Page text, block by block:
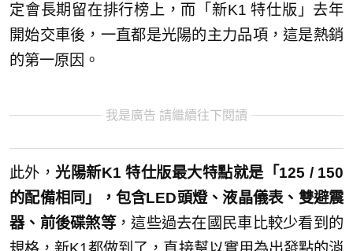
定會長期留在排行榜上，而「新K1 特仕版」去年
開始交車後，一直都是光陽的主力品項，這是熱銷
的第一原因。
我是廣告 請繼續往下閱讀
此外， 光陽新K1 特仕版最大特點就是「125 / 150
的配備相同」，包含LED頭燈、液晶儀表、雙避震
器、前後碟煞等，這些過去在國民車比較少看到的